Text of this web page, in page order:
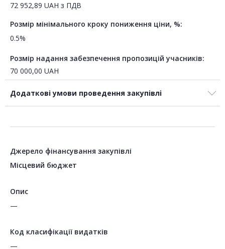
72 952,89 UAH з ПДВ
Розмір мінімального кроку пониження ціни, %:
0.5%
Розмір надання забезпечення пропозицій учасників:
70 000,00 UAH
Додаткові умови проведення закупівлі
Джерело фінансування закупівлі
Місцевий бюджет
Опис
—
Код класифікації видатків
—